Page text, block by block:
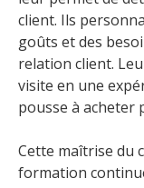
client. Ils
goûts et des
relation client.
visite en une
pousse à acheter
Cette maîtrise du
formation